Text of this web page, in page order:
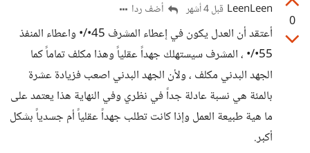
0
LeenLeen قبل 4 أشهر أضف ردا
أعتقد أن العدل يكون في إعطاء المشرف 45•/• واعطاء المنفذ
55•/• ، المشرف سيستهلك جهداً عقلياً وهذا مكلف تماماً كما
الجهد البدني مكلف ، ولأن الجهد البدني اصعب فزيادة عشرة
بالمئة هي نسبة عادلة جداً في نظري وفي النهاية هذا يعتمد على
ما هية طبيعة العمل وإذا كانت تطلب جهداً عقلياً أم جسدياً بشكل
أكبر.